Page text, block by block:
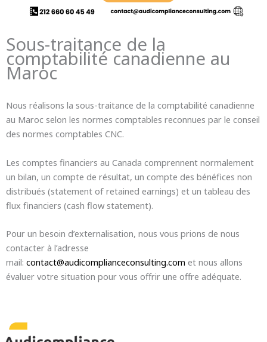
Sous-traitance de la
comptabilité canadienne au
Maroc
Nous réalisons la sous-traitance de la comptabilité canadienne
au Maroc selon les normes comptables reconnues par le conseil
des normes comptables CNC.
Les comptes financiers au Canada comprennent normalement
un bilan, un compte de résultat, un compte des bénéfices non
distribués (statement of retained earnings) et un tableau des
flux financiers (cash flow statement).
Pour un besoin d’externalisation, nous vous prions de nous
contacter à l’adresse
mail: contact@audicomplianceconsulting.com et nous allons
évaluer votre situation pour vous offrir une offre adéquate.